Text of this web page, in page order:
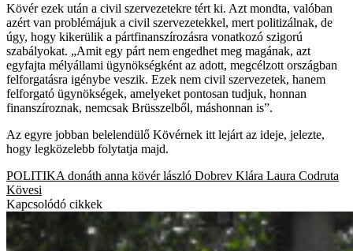
Kövér ezek után a civil szervezetekre tért ki. Azt mondta, valóban
azért van problémájuk a civil szervezetekkel, mert politizálnak, de
úgy, hogy kikerülik a pártfinanszírozásra vonatkozó szigorú
szabályokat. „Amit egy párt nem engedhet meg magának, azt
egyfajta mélyállami ügynökségként az adott, megcélzott országban
felforgatásra igénybe veszik. Ezek nem civil szervezetek, hanem
felforgató ügynökségek, amelyeket pontosan tudjuk, honnan
finanszíroznak, nemcsak Brüsszelből, máshonnan is”.
Az egyre jobban belelendülő Kövérnek itt lejárt az ideje, jelezte,
hogy legközelebb folytatja majd.
POLITIKA donáth anna kövér lászló Dobrev Klára Laura Codruta
Kövesi
Kapcsolódó cikkek